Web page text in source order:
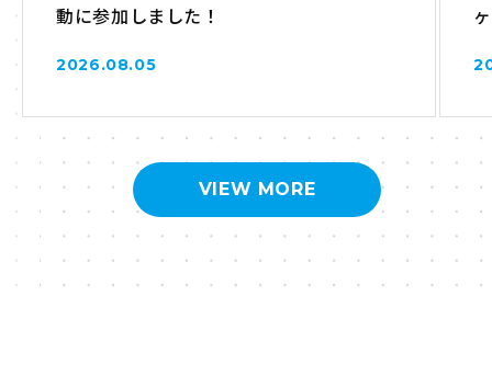
動に参加しました！
2026.08.05
VIEW MORE